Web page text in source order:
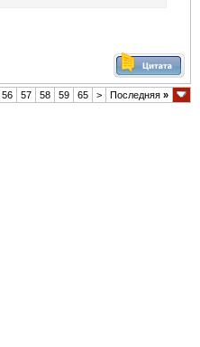
56 57 58 59 65 > Последняя »